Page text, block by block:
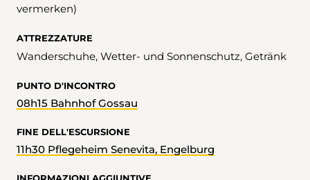
vermerken)
ATTREZZATURE
Wanderschuhe, Wetter- und Sonnenschutz, Getränk
PUNTO D'INCONTRO
08h15 Bahnhof Gossau
FINE DELL'ESCURSIONE
11h30 Pflegeheim Senevita, Engelburg
INFORMAZIONI AGGIUNTIVE